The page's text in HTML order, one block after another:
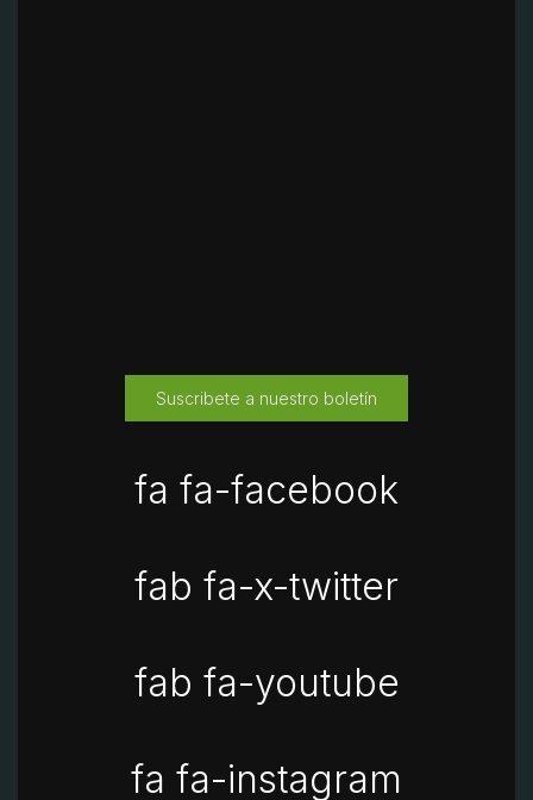
Suscribete a nuestro boletín
fa fa-facebook
fab fa-x-twitter
fab fa-youtube
fa fa-instagram